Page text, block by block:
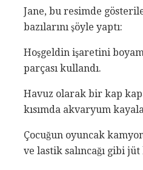
Jane, bu resimde
bazılarını şöyle yaptı:
Hoşgeldin işaretini
parçası kullandı.
Havuz olarak bir kap
kısımda akvaryum
Çocuğun oyuncak
ve lastik salıncağı gibi jüt